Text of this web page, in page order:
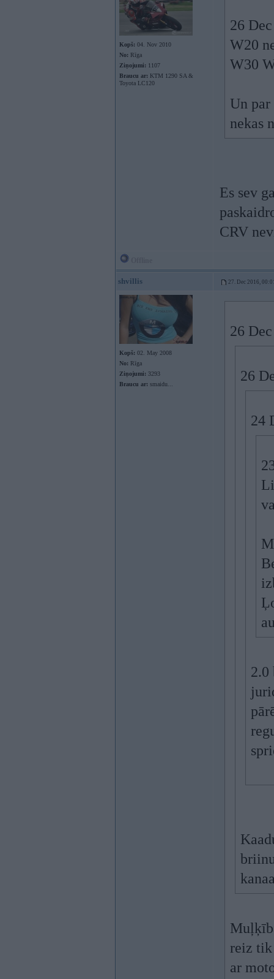
Kopš: 04. Nov 2010
No: Rīga
Ziņojumi: 1107
Braucu ar: KTM 1290 SA &
Toyota LC120
26
W20
W30
Un
nekas
Es sev
CRV
shvillis 27. Dec 2016,
Kopš: 02. May 2008
No: Rīga
Ziņojumi: 3293
Braucu ar: smaidu...
26
26
24
2.0
reiz tik
ar